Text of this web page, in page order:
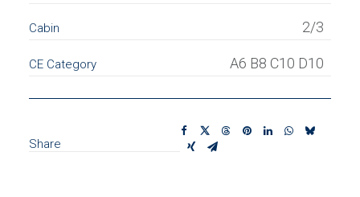
Cabin 2/3
CE Category A6 B8 C10 D10
Share